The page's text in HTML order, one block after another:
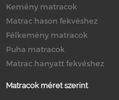
Kemény matracok
Matrac hason fekvéshez
Félkemény matracok
Puha matracok
Matrac hanyatt fekvéshez
Matracok méret szerint